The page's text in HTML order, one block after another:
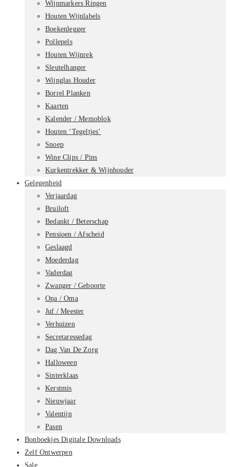
Wijnmarkers Ringen
Houten Wijnlabels
Boekenlegger
Pollepels
Houten Wijnrek
Sleutelhanger
Wijnglas Houder
Borrel Planken
Kaarten
Kalender / Memoblok
Houten ‘Tegeltjes’
Snoep
Wine Clips / Pins
Kurkentrekker & Wijnhouder
Gelegenheid
Verjaardag
Bruiloft
Bedankt / Beterschap
Pensioen / Afscheid
Geslaagd
Moederdag
Vaderdag
Zwanger / Geboorte
Opa / Oma
Juf / Meester
Verhuizen
Secretaressedag
Dag Van De Zorg
Halloween
Sinterklaas
Kerstmis
Nieuwjaar
Valentijn
Pasen
Bonboekjes Digitale Downloads
Zelf Ontwerpen
Sale